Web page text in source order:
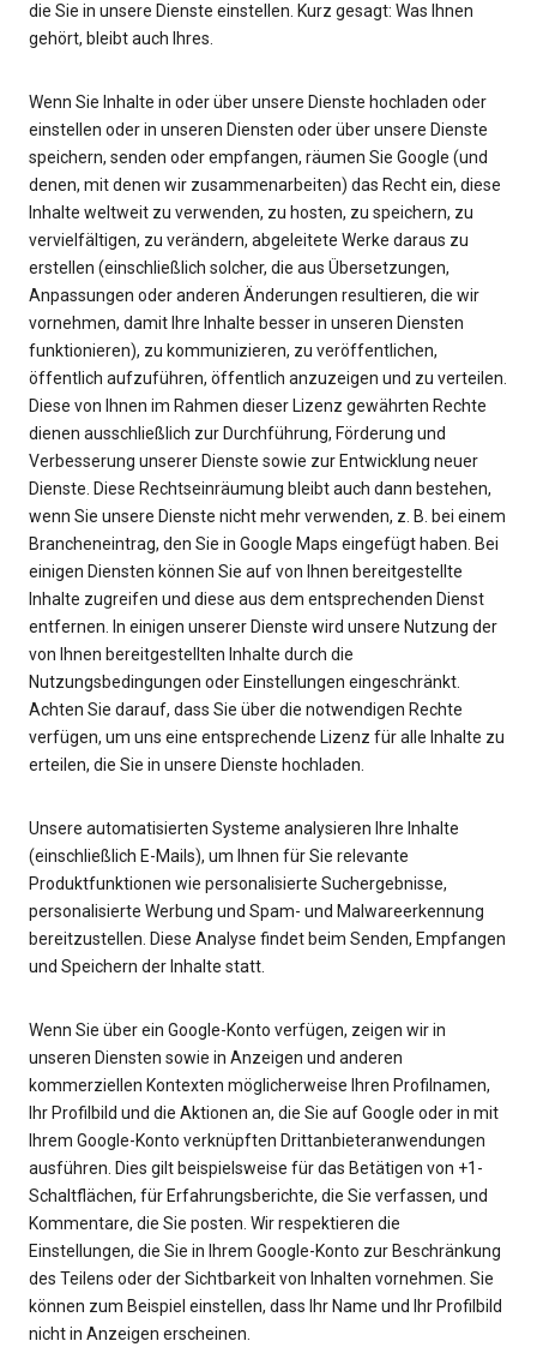
die Sie in unsere Dienste einstellen. Kurz gesagt: Was Ihnen
gehört, bleibt auch Ihres.
Wenn Sie Inhalte in oder über unsere Dienste hochladen oder
einstellen oder in unseren Diensten oder über unsere Dienste
speichern, senden oder empfangen, räumen Sie Google (und
denen, mit denen wir zusammenarbeiten) das Recht ein, diese
Inhalte weltweit zu verwenden, zu hosten, zu speichern, zu
vervielfältigen, zu verändern, abgeleitete Werke daraus zu
erstellen (einschließlich solcher, die aus Übersetzungen,
Anpassungen oder anderen Änderungen resultieren, die wir
vornehmen, damit Ihre Inhalte besser in unseren Diensten
funktionieren), zu kommunizieren, zu veröffentlichen,
öffentlich aufzuführen, öffentlich anzuzeigen und zu verteilen.
Diese von Ihnen im Rahmen dieser Lizenz gewährten Rechte
dienen ausschließlich zur Durchführung, Förderung und
Verbesserung unserer Dienste sowie zur Entwicklung neuer
Dienste. Diese Rechtseinräumung bleibt auch dann bestehen,
wenn Sie unsere Dienste nicht mehr verwenden, z. B. bei einem
Brancheneintrag, den Sie in Google Maps eingefügt haben. Bei
einigen Diensten können Sie auf von Ihnen bereitgestellte
Inhalte zugreifen und diese aus dem entsprechenden Dienst
entfernen. In einigen unserer Dienste wird unsere Nutzung der
von Ihnen bereitgestellten Inhalte durch die
Nutzungsbedingungen oder Einstellungen eingeschränkt.
Achten Sie darauf, dass Sie über die notwendigen Rechte
verfügen, um uns eine entsprechende Lizenz für alle Inhalte zu
erteilen, die Sie in unsere Dienste hochladen.
Unsere automatisierten Systeme analysieren Ihre Inhalte
(einschließlich E-Mails), um Ihnen für Sie relevante
Produktfunktionen wie personalisierte Suchergebnisse,
personalisierte Werbung und Spam- und Malwareerkennung
bereitzustellen. Diese Analyse findet beim Senden, Empfangen
und Speichern der Inhalte statt.
Wenn Sie über ein Google-Konto verfügen, zeigen wir in
unseren Diensten sowie in Anzeigen und anderen
kommerziellen Kontexten möglicherweise Ihren Profilnamen,
Ihr Profilbild und die Aktionen an, die Sie auf Google oder in mit
Ihrem Google-Konto verknüpften Drittanbieteranwendungen
ausführen. Dies gilt beispielsweise für das Betätigen von +1-
Schaltflächen, für Erfahrungsberichte, die Sie verfassen, und
Kommentare, die Sie posten. Wir respektieren die
Einstellungen, die Sie in Ihrem Google-Konto zur Beschränkung
des Teilens oder der Sichtbarkeit von Inhalten vornehmen. Sie
können zum Beispiel einstellen, dass Ihr Name und Ihr Profilbild